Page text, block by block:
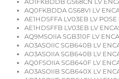
AO1FKBDDB GS68CN LV
AQ0FKBDDA GS68VI LV
AE1HDSFFA LV03EB LV
AE1HDSFFB LV03EB LV
AQ9MSOIIA SGB310F LV
AO3ASOIIC SGB640B LV
AO3ASOIIA SGB640B LV
AQ0FSOIIA SGB640F LV
AO3ASOIIB SGB640X LV